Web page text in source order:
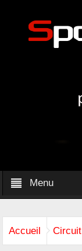
Menu
Accueil Circuit